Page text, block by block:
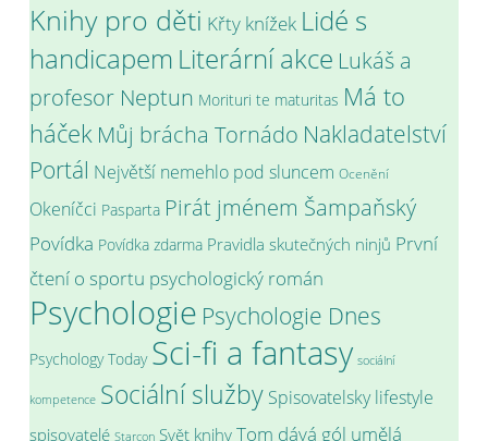
Knihy pro děti Křty knížek Lidé s
handicapem Literární akce Lukáš a
profesor Neptun Morituri te maturitas Má to
háček Můj brácha Tornádo Nakladatelství
Portál Největší nemehlo pod sluncem Ocenění
Okeníčci Pasparta Pirát jménem Šampaňský
Povídka Povídka zdarma Pravidla skutečných ninjů První
čtení o sportu psychologický román
Psychologie Psychologie Dnes
Psychology Today Sci-fi a fantasy sociální
kompetence Sociální služby Spisovatelsky lifestyle
spisovatelé Starcon Svět knihy Tom dává gól umělá